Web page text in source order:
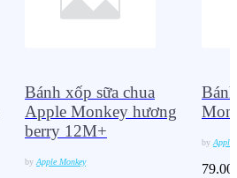
Bánh xốp sữa chua
Apple Monkey hương
berry 12M+
by Apple Monkey
by Apple